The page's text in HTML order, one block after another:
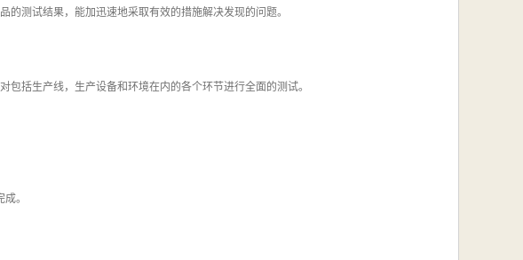
测试结果，能加迅速地采取有效的措施解决发现的问题。
括生产线，生产设备和环境在内的各个环节进行全面的测试。
。